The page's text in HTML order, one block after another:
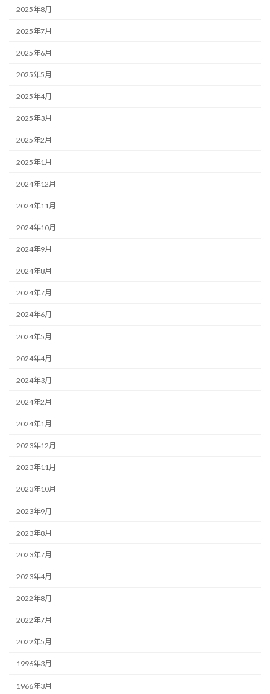
2025年8月
2025年7月
2025年6月
2025年5月
2025年4月
2025年3月
2025年2月
2025年1月
2024年12月
2024年11月
2024年10月
2024年9月
2024年8月
2024年7月
2024年6月
2024年5月
2024年4月
2024年3月
2024年2月
2024年1月
2023年12月
2023年11月
2023年10月
2023年9月
2023年8月
2023年7月
2023年4月
2022年8月
2022年7月
2022年5月
1996年3月
1966年3月